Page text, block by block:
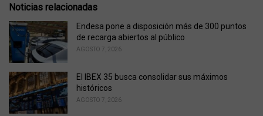
e
o
r
i
:
Noticias relacionadas
Endesa pone a disposición más de 300 puntos
de recarga abiertos al público
AGOSTO 7, 2026
El IBEX 35 busca consolidar sus máximos
históricos
AGOSTO 7, 2026